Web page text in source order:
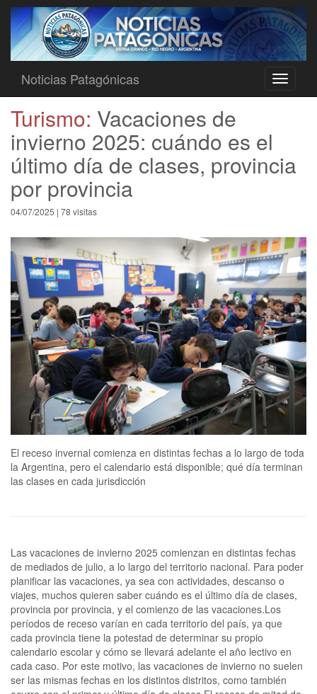
Toggle
Noticias Patagónicas
Turismo: Vacaciones de
invierno 2025: cuándo es el
último día de clases, provincia
por provincia
04/07/2025 | 78 visitas
El receso invernal comienza en distintas fechas a lo largo de toda
la Argentina, pero el calendario está disponible; qué día terminan
las clases en cada jurisdicción
Las vacaciones de invierno 2025 comienzan en distintas fechas
de mediados de julio, a lo largo del territorio nacional. Para poder
planificar las vacaciones, ya sea con actividades, descanso o
viajes, muchos quieren saber cuándo es el último día de clases,
provincia por provincia, y el comienzo de las vacaciones.Los
períodos de receso varían en cada territorio del país, ya que
cada provincia tiene la potestad de determinar su propio
calendario escolar y cómo se llevará adelante el año lectivo en
cada caso. Por este motivo, las vacaciones de invierno no suelen
ser las mismas fechas en los distintos distritos, como también